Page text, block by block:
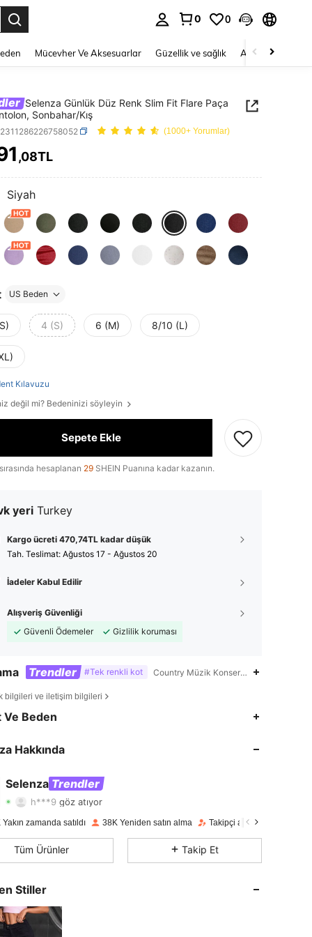
0 0
Mücevher Ve Aksesuarlar Güzellik ve sağlık Ayakkabı
Selenza Günlük Düz Renk Slim Fit Flare Paça
Sonbahar/Kış
(1000+ Yorumlar)
AND AVAILABILITY
,08TL
Siyah
US Beden
4 (S) 6 (M) 8/10 (L)
Kılavuzu
değil mi? Bedeninizi söyleyin
Sepete Ekle
hesaplanan 29 SHEIN Puanına kadar kazanın.
yeri Turkey
Kargo ücreti 470,74TL kadar düşük
Tah. Teslimat: Ağustos 17 - Ağustos 20
İadeler Kabul Edilir
Alışveriş Güvenliği
Güvenli Ödemeler
Gizlilik koruması
Trendler #Tek renkli kot Country Müzik Konseri,Kurban
bilgileri ve iletişim bilgileri
Ve Beden
Hakkında
Selenza Trendler
4,77
h***9göz atıyor
4,77 Derecelendirme 628
4,77 628 79K
4,77 628 79K
4,77
4,77
zamanda satıldı 38K Yeniden satın alma Takipçi artışı 25%
Tüm Ürünler Takip Et
Stiller